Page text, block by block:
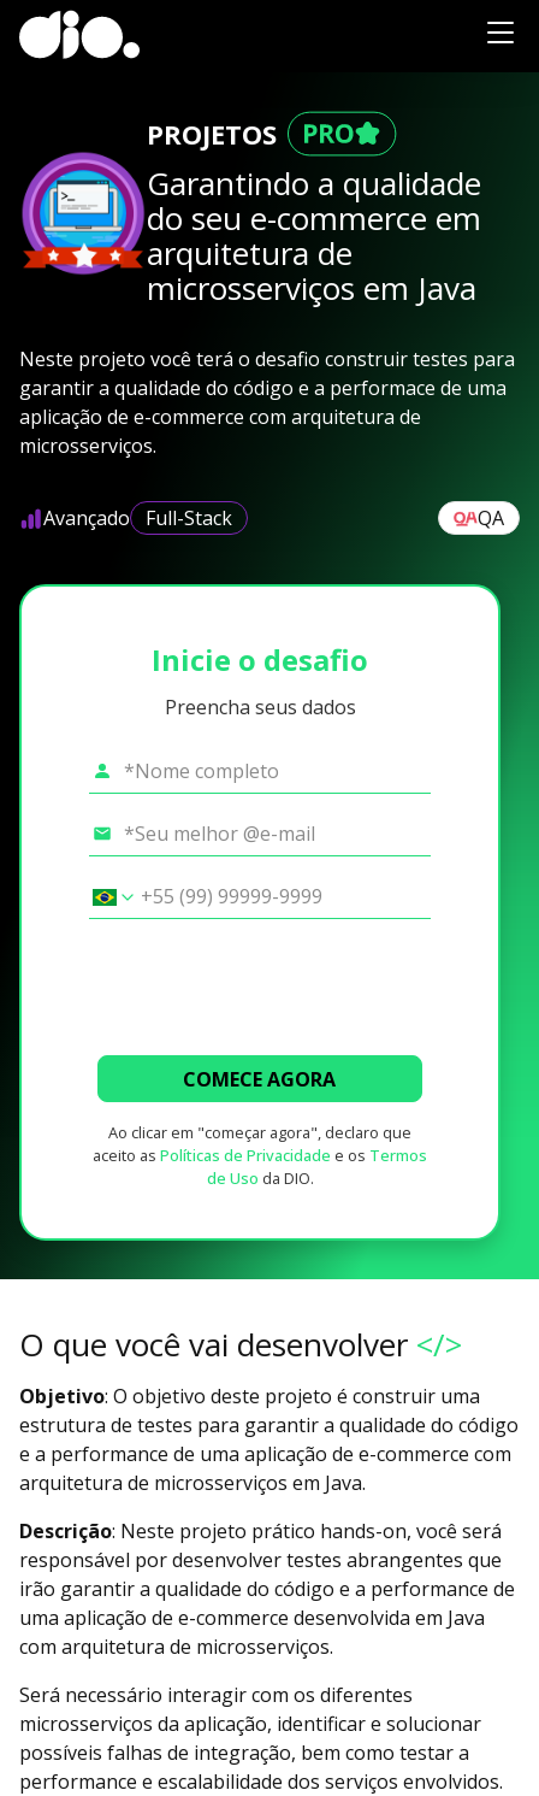
PROJETOS
Garantindo a qualidade
do seu e-commerce em
arquitetura de
microsserviços em Java
Neste projeto você terá o desafio construir testes para
garantir a qualidade do código e a performace de uma
aplicação de e-commerce com arquitetura de
microsserviços.
Avançado Full-Stack QA
Inicie o desafio
Preencha seus dados
COMECE AGORA
Ao clicar em "começar agora", declaro que
aceito as Políticas de Privacidade e os Termos
de Uso da DIO.
O que você vai desenvolver </>
Objetivo: O objetivo deste projeto é construir uma
estrutura de testes para garantir a qualidade do código
e a performance de uma aplicação de e-commerce com
arquitetura de microsserviços em Java.
Descrição: Neste projeto prático hands-on, você será
responsável por desenvolver testes abrangentes que
irão garantir a qualidade do código e a performance de
uma aplicação de e-commerce desenvolvida em Java
com arquitetura de microsserviços.
Será necessário interagir com os diferentes
microsserviços da aplicação, identificar e solucionar
possíveis falhas de integração, bem como testar a
performance e escalabilidade dos serviços envolvidos.